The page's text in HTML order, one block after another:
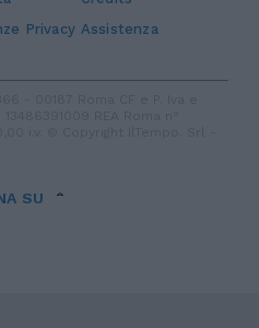
Privacy Assistenza
SU